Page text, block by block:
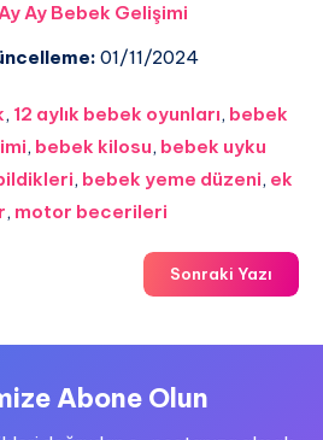
Ay Bebek Gelişimi
01/11/2024
, 12 aylık bebek oyunları, bebek
, bebek kilosu, bebek uyku
, bebek yeme düzeni, ek
, motor becerileri
Sonraki Yazı
Abone Olun